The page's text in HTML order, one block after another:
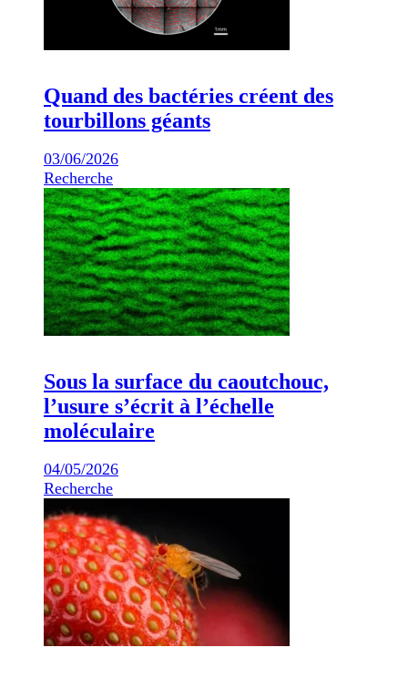
Quand des bactéries créent des
tourbillons géants
03/06/2026
Recherche
Sous la surface du caoutchouc,
l’usure s’écrit à l’échelle
moléculaire
04/05/2026
Recherche